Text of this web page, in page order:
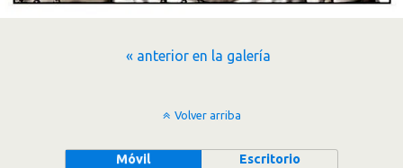
« anterior en la galería
Volver arriba
Móvil Escritorio